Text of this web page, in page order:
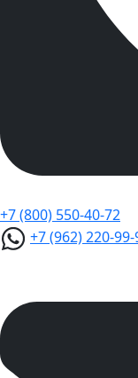
+7 (800) 550-40-72
+7 (962) 220-